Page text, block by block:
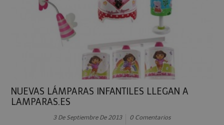
NUEVAS LÁMPARAS INFANTILES LLEGAN A
LAMPARAS.ES
3 De Septiembre De 2013 0 Comentarios